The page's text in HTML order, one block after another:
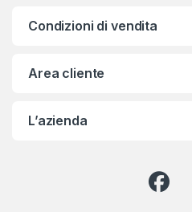
Condizioni di vendita
Area cliente
L’azienda